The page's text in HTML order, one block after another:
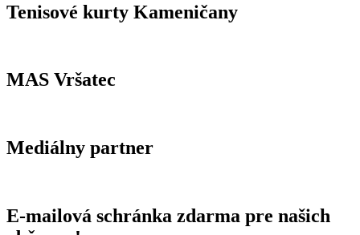
Tenisové kurty Kameničany
MAS Vršatec
Mediálny partner
E-mailová schránka zdarma pre našich